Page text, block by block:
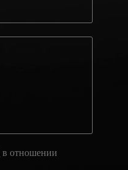
в отношении